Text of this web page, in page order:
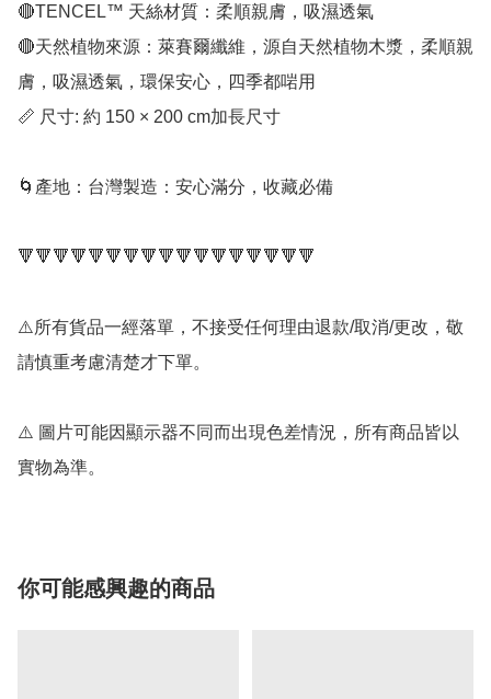
🔴TENCEL™ 天絲材質：柔順親膚，吸濕透氣
🔴天然植物來源：萊賽爾纖維，源自天然植物木漿，柔順親
膚，吸濕透氣，環保安心，四季都啱用
📏 尺寸: 約 150 × 200 cm加長尺寸
🌀產地：台灣製造：安心滿分，收藏必備
🔻🔻🔻🔻🔻🔻🔻🔻🔻🔻🔻🔻🔻🔻🔻🔻🔻
⚠️所有貨品一經落單，不接受任何理由退款/取消/更改，敬
請慎重考慮清楚才下單。
⚠️ 圖片可能因顯示器不同而出現色差情況，所有商品皆以
實物為準。
你可能感興趣的商品